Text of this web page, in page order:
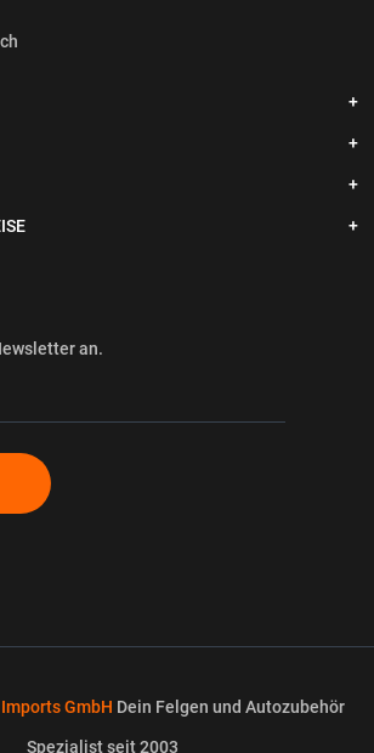
an.
GmbH Dein Felgen und Autozubehör
Spezialist seit 2003